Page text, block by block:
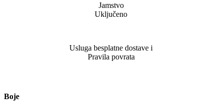
Jamstvo
Uključeno
Usluga besplatne dostave i
Pravila povrata
Boje